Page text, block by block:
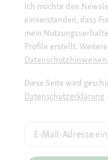
Ich möchte den
einverstanden, dass
mein
Profile erstellt.
Datenschutzhinweisen.
Diese Seite wird
Datenschutzerklärung -
E-Mail-Adresse